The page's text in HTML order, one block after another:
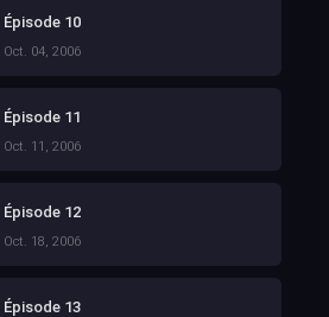
Épisode 10
Oct. 04, 2006
Épisode 11
Oct. 11, 2006
Épisode 12
Oct. 18, 2006
Épisode 13